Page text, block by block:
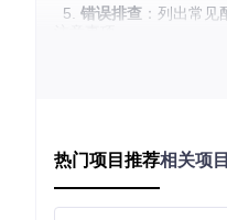
错误排查 ：列出常见
在开始之前，请从海
确保所有库之间的兼
应用开发之旅吧！
本教程基于实际操作编
热门项目推荐相关项